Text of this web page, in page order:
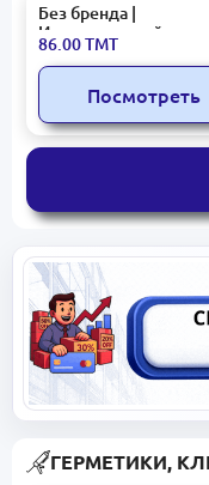
Без бренда |
Искусственный
забор 1м x 3м УФ-
86.00ТМТ
Посмотреть
ГЕРМЕТИКИ,